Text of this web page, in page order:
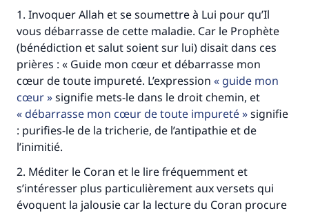
1. Invoquer Allah et se soumettre à Lui pour qu’Il
vous débarrasse de cette maladie. Car le Prophète
(bénédiction et salut soient sur lui) disait dans ces
prières : « Guide mon cœur et débarrasse mon
cœur de toute impureté. L’expression
guide mon
cœur
signifie mets-le dans le droit chemin, et
débarrasse mon cœur de toute impureté
signifie
: purifies-le de la tricherie, de l’antipathie et de
l’inimitié.
2. Méditer le Coran et le lire fréquemment et
s’intéresser plus particulièrement aux versets qui
évoquent la jalousie car la lecture du Coran procure
Le Messager d'Allah (Paix sur lui) a dit:
"Celui qui indique une bonne action obtient la
même récompense que celui qui le fait."
(MOUSLIM 1893)
Soutenez IslamQA